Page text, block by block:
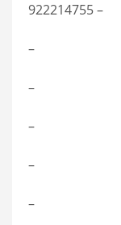
922214755 –
–
–
–
–
–